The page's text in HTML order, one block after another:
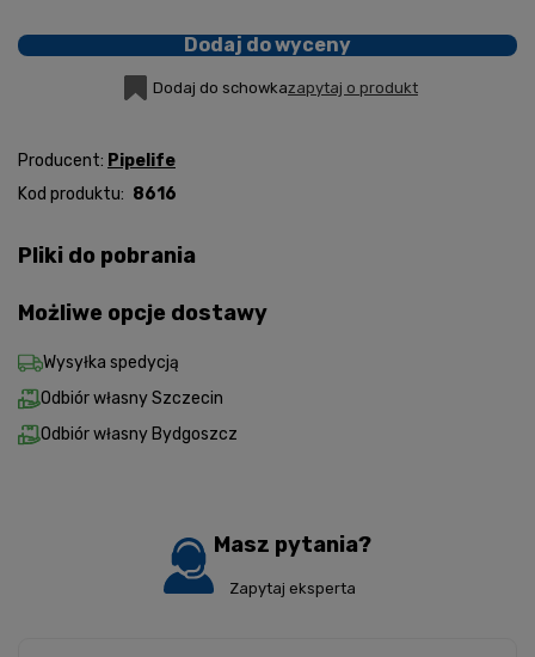
Producent: Pipelife
Kod produktu: 8616
Pliki do pobrania
Możliwe opcje dostawy
Wysyłka spedycją
Odbiór własny Szczecin
Odbiór własny Bydgoszcz
Dodaj do wyceny
Dodaj do schowkazapytaj o produkt
Masz pytania?
Zapytaj eksperta